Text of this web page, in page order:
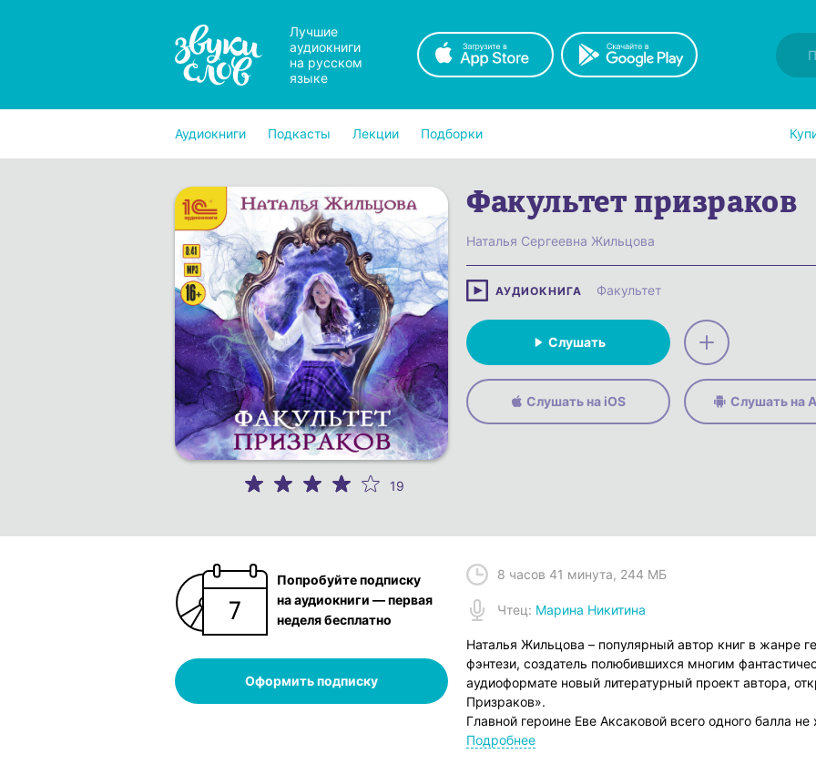
Лучшие
аудиокниги
на русском
языке
Аудиокниги Подкасты Лекции Подборки
19
Факультет призраков
Наталья Сергеевна Жильцова
АУДИОКНИГА Факультет
Слушать
Слушать на iOS Слушать на
Попробуйте подписку
на аудиокниги — первая
неделя бесплатно
Оформить подписку
8 часов 41 минута, 244 МБ
Чтец: Марина Никитина
Наталья Жильцова – популярный автор книг в жанре
фэнтези, создатель полюбившихся многим
аудиоформате новый литературный проект автора,
Призраков».
Главной героине Еве Аксаковой всего одного балла не
желанный вуз. Мыслимо ли не расстроиться? А тут
Подробнее